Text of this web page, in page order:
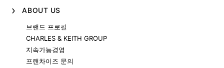
ABOUT US
브랜드 프로필
CHARLES & KEITH GROUP
지속가능경영
프랜차이즈 문의